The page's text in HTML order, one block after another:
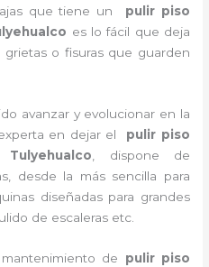
que tiene un pulir piso
es lo fácil que deja
grietas o fisuras que guarden
avanzar y evolucionar en la
en dejar el pulir piso
, dispone de
desde la más sencilla para
diseñadas para grandes
de escaleras etc.
de pulir piso